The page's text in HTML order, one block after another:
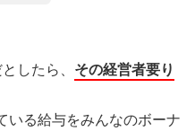
したら、 その経営者要り
いる給与をみんなのボーナ